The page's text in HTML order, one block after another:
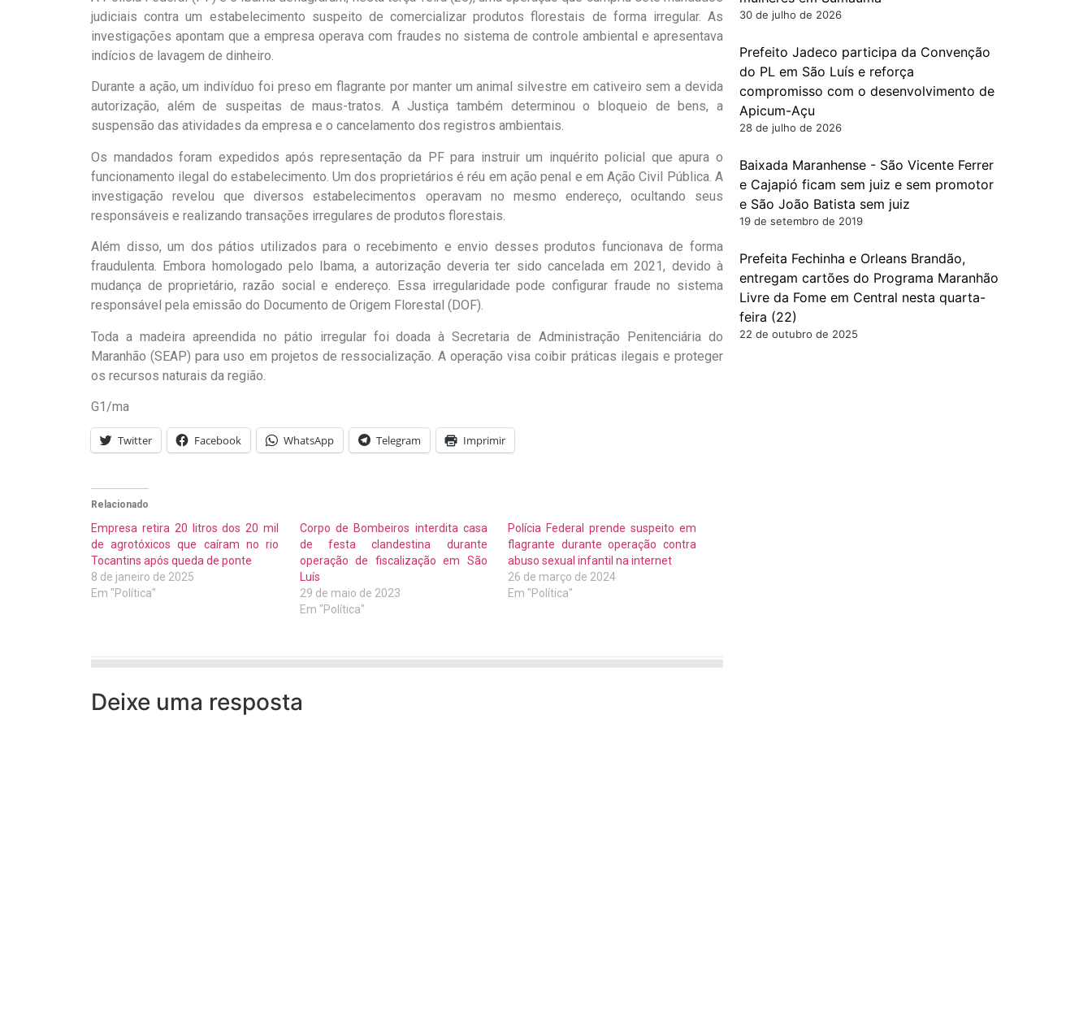
judiciais contra um estabelecimento suspeito de comercializar produtos florestais de forma irregular. As
investigações apontam que a empresa operava com fraudes no sistema de controle ambiental e apresentava
indícios de lavagem de dinheiro.
Durante a ação, um indivíduo foi preso em flagrante por manter um animal silvestre em cativeiro sem a devida
autorização, além de suspeitas de maus-tratos. A Justiça também determinou o bloqueio de bens, a
suspensão das atividades da empresa e o cancelamento dos registros ambientais.
Os mandados foram expedidos após representação da PF para instruir um inquérito policial que apura o
funcionamento ilegal do estabelecimento. Um dos proprietários é réu em ação penal e em Ação Civil Pública. A
investigação revelou que diversos estabelecimentos operavam no mesmo endereço, ocultando seus
responsáveis e realizando transações irregulares de produtos florestais.
Além disso, um dos pátios utilizados para o recebimento e envio desses produtos funcionava de forma
fraudulenta. Embora homologado pelo Ibama, a autorização deveria ter sido cancelada em 2021, devido à
mudança de proprietário, razão social e endereço. Essa irregularidade pode configurar fraude no sistema
responsável pela emissão do Documento de Origem Florestal (DOF).
Toda a madeira apreendida no pátio irregular foi doada à Secretaria de Administração Penitenciária do
Maranhão (SEAP) para uso em projetos de ressocialização. A operação visa coibir práticas ilegais e proteger
os recursos naturais da região.
G1/ma
Twitter Facebook WhatsApp Telegram Imprimir
Relacionado
Empresa retira 20 litros dos 20 mil
de agrotóxicos que caíram no rio
Tocantins após queda de ponte
8 de janeiro de 2025
Em "Política"
Corpo de Bombeiros interdita casa
de festa clandestina durante
operação de fiscalização em São
Luís
29 de maio de 2023
Em "Política"
Polícia Federal prende suspeito em
flagrante durante operação contra
abuso sexual infantil na internet
26 de março de 2024
Em "Política"
Deixe uma resposta
30 de julho de 2026
Prefeito Jadeco participa da Convenção
do PL em São Luís e reforça
compromisso com o desenvolvimento de
Apicum-Açu
28 de julho de 2026
Baixada Maranhense - São Vicente Ferrer
e Cajapió ficam sem juiz e sem promotor
e São João Batista sem juiz
19 de setembro de 2019
Prefeita Fechinha e Orleans Brandão,
entregam cartões do Programa Maranhão
Livre da Fome em Central nesta quarta-
feira (22)
22 de outubro de 2025